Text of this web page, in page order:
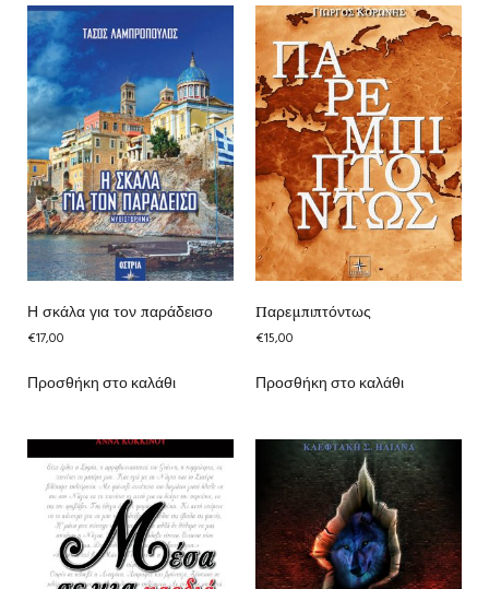
Η σκάλα για τον παράδεισο
€17,00
Προσθήκη στο καλάθι
Παρεμπιπτόντως
€15,00
Προσθήκη στο καλάθι